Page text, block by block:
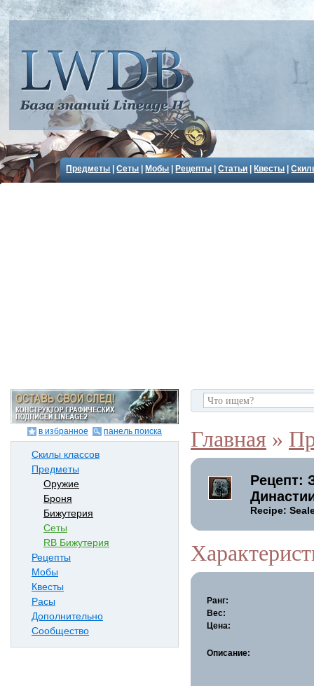
Предметы |Сеты Мобы Рецепты |Статьи Квесты |
в избранное панель поиска
Скилы классов
Предметы
Оружие
Броня
Бижутерия
Сеты
RB Бижутерия
Рецепты
Мобы
Квесты
Расы
Дополнительно
Сообщество
Главная »
Рецепт:
Recipe:
Ранг:
Вес:
Цена:
Описание: